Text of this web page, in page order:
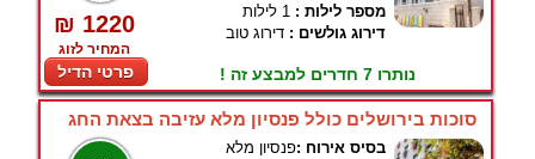
₪ 1220
המחיר לזוג
פרטי הדיל
מספר לילות : 1 לילות
דירוג גולשים : דירוג טוב
נותרו 7 חדרים למבצע זה !
סוכות בירושלים כולל פנסיון מלא עזיבה בצאת החג
בסיס אירוח :פנסיון מלא